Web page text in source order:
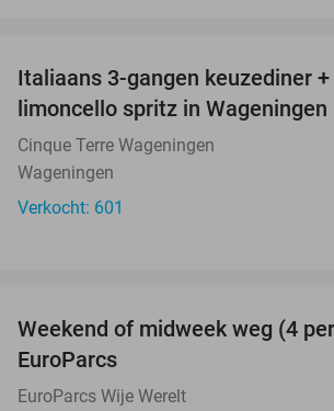
Italiaans 3-gangen keuzediner
limoncello spritz in Wageningen
Cinque Terre Wageningen
Wageningen
Verkocht: 601
Weekend of midweek weg (4
EuroParcs
EuroParcs Wije Werelt